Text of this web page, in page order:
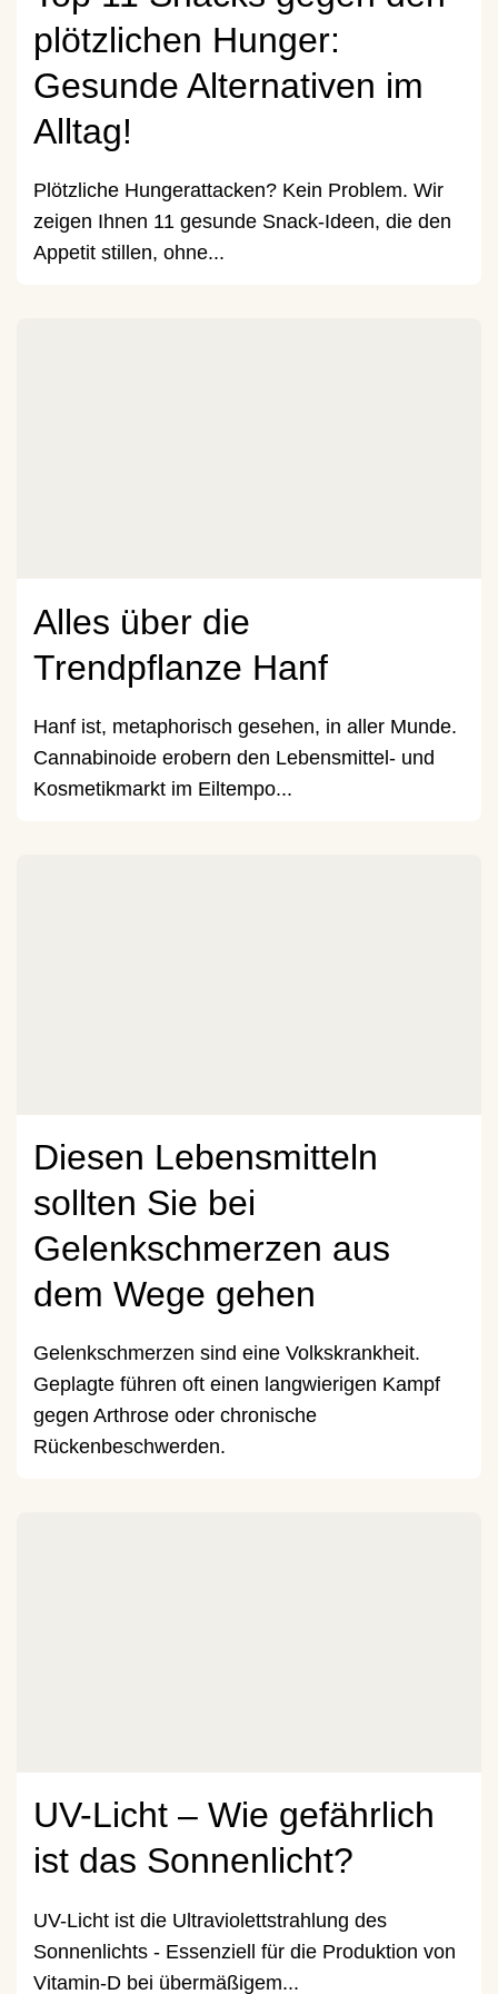
plötzlichen Hunger:
Gesunde Alternativen im
Alltag!
Plötzliche Hungerattacken? Kein Problem. Wir
zeigen Ihnen 11 gesunde Snack-Ideen, die den
Appetit stillen, ohne...
Alles über die
Trendpflanze Hanf
Hanf ist, metaphorisch gesehen, in aller Munde.
Cannabinoide erobern den Lebensmittel- und
Kosmetikmarkt im Eiltempo...
Diesen Lebensmitteln
sollten Sie bei
Gelenkschmerzen aus
dem Wege gehen
Gelenkschmerzen sind eine Volkskrankheit.
Geplagte führen oft einen langwierigen Kampf
gegen Arthrose oder chronische
Rückenbeschwerden.
UV-Licht – Wie gefährlich
ist das Sonnenlicht?
UV-Licht ist die Ultraviolettstrahlung des
Sonnenlichts - Essenziell für die Produktion von
Vitamin-D bei übermäßigem...